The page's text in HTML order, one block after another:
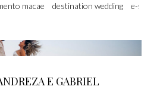
macae destination wedding e-
E GABRIEL